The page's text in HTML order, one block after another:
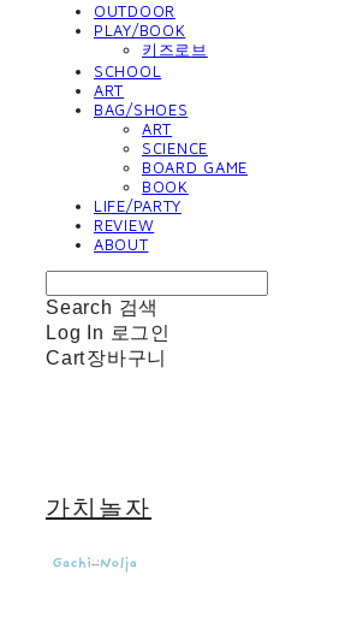
OUTDOOR
PLAY/BOOK
키즈로브
SCHOOL
ART
BAG/SHOES
ART
SCIENCE
BOARD GAME
BOOK
LIFE/PARTY
REVIEW
ABOUT
Search 검색
Log In 로그인
Cart장바구니
가치놀자